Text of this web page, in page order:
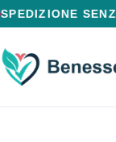
PAGAMENTO